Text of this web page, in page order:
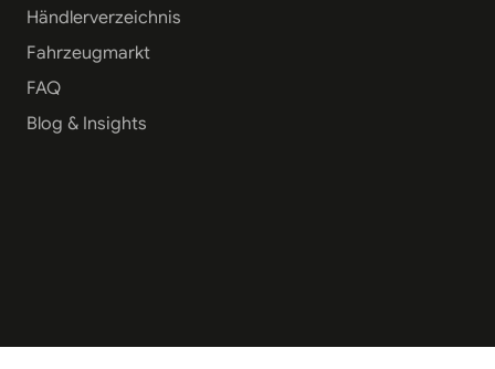
Händlerverzeichnis
Fahrzeugmarkt
FAQ
Blog & Insights